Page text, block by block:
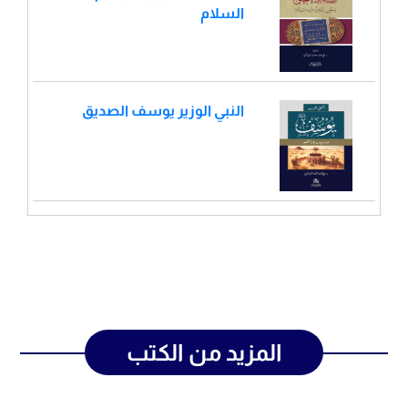
السلام
النبي الوزير يوسف الصديق
المزيد من الكتب